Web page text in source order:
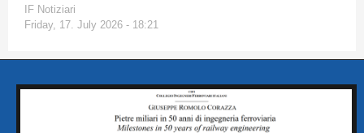
IF Notiziari
Friday, 17. July 2026 - 18:21